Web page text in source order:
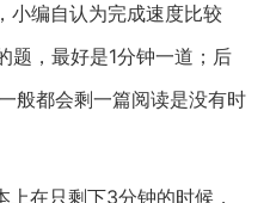
小编自认为完成速度比较
题，最好是1分钟一道；后
般都会剩一篇阅读是没有时
在只剩下3分钟的时候，